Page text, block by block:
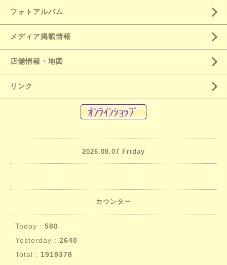
フォトアルバム
メディア掲載情報
店舗情報・地図
リンク
2026.08.07 Friday
カウンター
Today : 580
Yesterday : 2640
Total : 1919378